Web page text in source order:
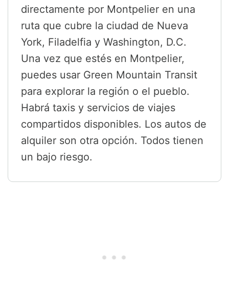
directamente por Montpelier en una
ruta que cubre la ciudad de Nueva
York, Filadelfia y Washington, D.C.
Una vez que estés en Montpelier,
puedes usar Green Mountain Transit
para explorar la región o el pueblo.
Habrá taxis y servicios de viajes
compartidos disponibles. Los autos de
alquiler son otra opción. Todos tienen
un bajo riesgo.